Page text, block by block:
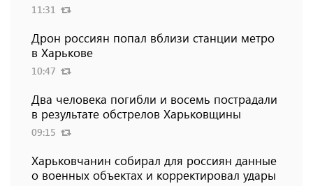
11:31
Дрон россиян попал вблизи станции метро
в Харькове
10:47
Два человека погибли и восемь пострадали
в результате обстрелов Харьковщины
09:15
Харьковчанин собирал для россиян данные
о военных объектах и ​​корректировал удары